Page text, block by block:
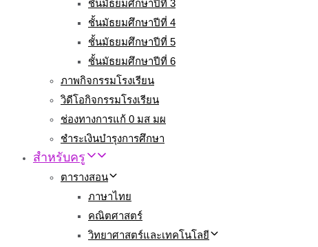
ชั้นมัธยมศึกษาปีที่ 3
ชั้นมัธยมศึกษาปีที่ 4
ชั้นมัธยมศึกษาปีที่ 5
ชั้นมัธยมศึกษาปีที่ 6
ภาพกิจกรรมโรงเรียน
วิดีโอกิจกรรมโรงเรียน
ช่องทางการแก้ 0 มส มผ
ชำระเงินบำรุงการศึกษา
สำหรับครู
ตารางสอน
ภาษาไทย
คณิตศาสตร์
วิทยาศาสตร์และเทคโนโลยี